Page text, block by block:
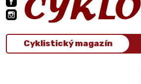
Cyklistický magazín